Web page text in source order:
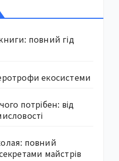
повний гід
екосистеми
потрібен: від
повний
майстрів